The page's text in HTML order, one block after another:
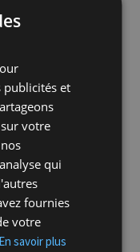
: 12 euros
de la Maison de
déportés
:
publicités et
votre
qui
fournies
votre
En savoir plus